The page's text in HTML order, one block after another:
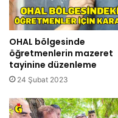
OHAL bölgesinde
öğretmenlerin mazeret
tayinine düzenleme
24 Şubat 2023